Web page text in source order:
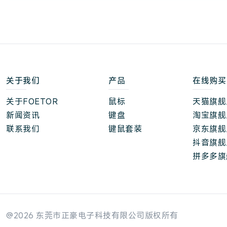
关于我们
关于FOETOR
新闻资讯
联系我们
产品
鼠标
键盘
键鼠套装
在线购买
天猫旗
淘宝旗
京东旗
抖音旗
拼多多
@2026 东莞市正豪电子科技有限公司版权所有